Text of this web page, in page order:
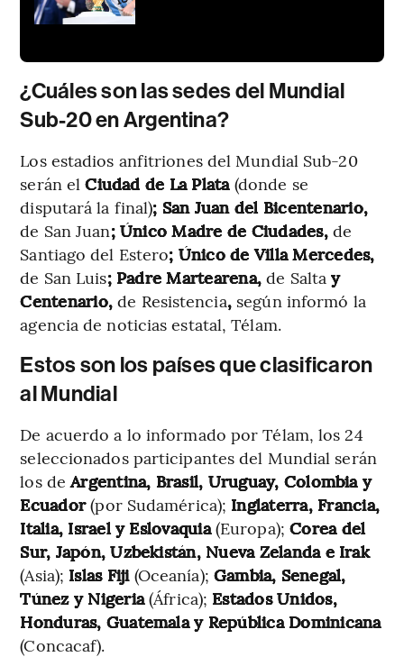
¿Cuáles son las sedes del Mundial
Sub-20 en Argentina?
Los estadios anfitriones del Mundial Sub-20
serán elCiudad de La Plata (donde se
disputará la final); San Juan del Bicentenario,
de San Juan; Único Madre de Ciudades, de
Santiago del Estero; Único de Villa Mercedes,
de San Luis; Padre Martearena,de Salta y
Centenario,de Resistencia, según informó la
agencia de noticias estatal, Télam.
Estos son los países que clasificaron
al Mundial
De acuerdo a lo informado por Télam, los 24
seleccionados participantes del Mundial serán
los deArgentina, Brasil, Uruguay, Colombia y
Ecuador(por Sudamérica); Inglaterra, Francia,
Italia, Israel y Eslovaquia(Europa); Corea del
Sur, Japón, Uzbekistán, Nueva Zelanda e Irak
(Asia); Islas Fiji(Oceanía); Gambia, Senegal,
Túnez y Nigeria(África); Estados Unidos,
Honduras, Guatemala y República Dominicana
(Concacaf).